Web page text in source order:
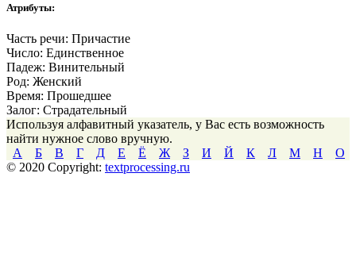
Атрибуты:
Часть речи: Причастие
Число: Единственное
Падеж: Винительный
Род: Женский
Время: Прошедшее
Залог: Страдательный
Используя алфавитный указатель, у Вас есть возможность
найти нужное слово вручную.
А
Б В Г Д Е Ё Ж З И Й К Л М Н
О
© 2020 Copyright: textprocessing.ru